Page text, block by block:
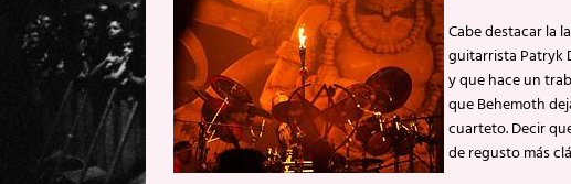
Cabe destacar la
guitarrista Patryk
y que hace un
que Behemoth
cuarteto. Decir
de regusto más